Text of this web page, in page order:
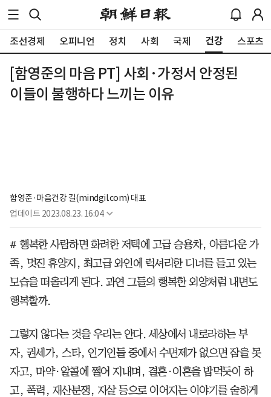
조선경제 오피니언 정치 사회 국제 건강 스포츠
[함영준의 마음 PT] 사회·가정서 안정된
이들이 불행하다 느끼는 이유
함영준·마음건강 길(mindgil.com) 대표
업데이트 2023.08.23. 16:04
# 행복한 사람하면 화려한 저택에 고급 승용차, 아름다운 가
족, 멋진 휴양지, 최고급 와인에 럭셔리한 디너를 들고 있는
모습을 떠올리게 된다. 과연 그들의 행복한 외양처럼 내면도
행복할까.
그렇지 않다는 것을 우리는 안다. 세상에서 내로라하는 부
자, 권세가, 스타, 인기인들 중에서 수면제가 없으면 잠을 못
자고, 마약·알콜에 쩔어 지내며, 결혼·이혼을 밥먹듯이 하
고, 폭력, 재산분쟁, 자살 등으로 이어지는 이야기를 숱하게